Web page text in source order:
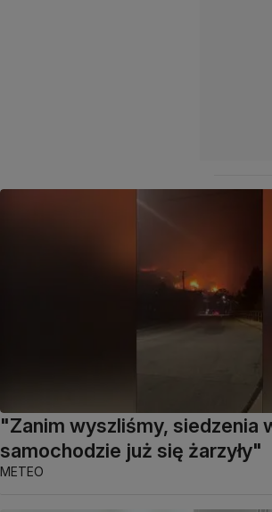
"Zanim wyszliśmy, siedzenia
samochodzie już się żarzyły"
METEO